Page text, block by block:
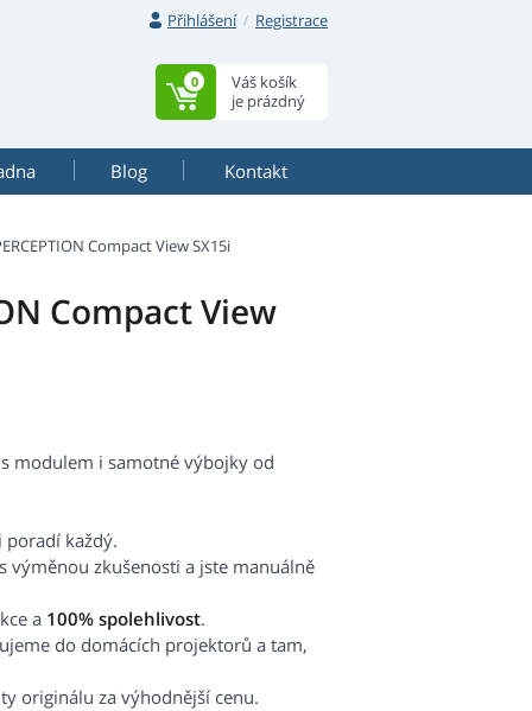
Přihlášení Registrace
Váš košík
je prázdný
0
Blog Kontakt
Compact View SX15i
Compact View
modulem i samotné výbojky od
každý.
zkušenosti a jste manuálně
a 100% spolehlivost.
do domácích projektorů a tam,
originálu za výhodnější cenu.